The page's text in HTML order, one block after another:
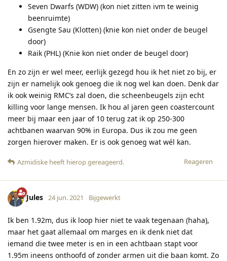
Seven Dwarfs (WDW) (kon niet zitten ivm te weinig
beenruimte)
Gsengte Sau (Klotten) (knie kon niet onder de beugel
door)
Raik (PHL) (Knie kon niet onder de beugel door)
En zo zijn er wel meer, eerlijk gezegd hou ik het niet zo bij, er
zijn er namelijk ook genoeg die ik nog wel kan doen. Denk dar
ik ook weinig RMC’s zal doen, die scheenbeugels zijn echt
killing voor lange mensen. Ik hou al jaren geen coastercount
meer bij maar een jaar of 10 terug zat ik op 250-300
achtbanen waarvan 90% in Europa. Dus ik zou me geen
zorgen hierover maken. Er is ook genoeg wat wél kan.
Reageren
Azmidiske heeft hierop gereageerd.
Jules 24 jun. 2021 Bijgewerkt
Ik ben 1.92m, dus ik loop hier niet te vaak tegenaan (haha),
maar het gaat allemaal om marges en ik denk niet dat
iemand die twee meter is en in een achtbaan stapt voor
1.95m ineens onthoofd of zonder armen uit die baan komt. Zo